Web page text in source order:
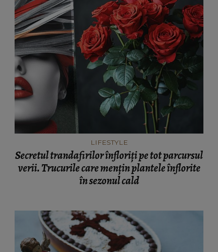
LIFESTYLE
Secretul trandafirilor înfloriți pe tot parcursul
verii. Trucurile care mențin plantele înflorite
în sezonul cald